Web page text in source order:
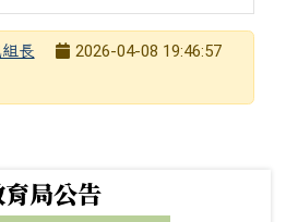
長
2026-04-08 19:46:57
局公告